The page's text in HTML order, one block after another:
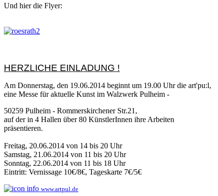
Und hier die Flyer:
HERZLICHE EINLADUNG !
Am Donnerstag, den 19.06.2014 beginnt um 19.00 Uhr die art'pu:l,
eine Messe für aktuelle Kunst im Walzwerk Pulheim -
50259 Pulheim - Rommerskirchener Str.21,
auf der in 4 Hallen über 80 KünstlerInnen ihre Arbeiten
präsentieren.
Freitag, 20.06.2014 von 14 bis 20 Uhr
Samstag, 21.06.2014 von 11 bis 20 Uhr
Sonntag, 22.06.2014 von 11 bis 18 Uhr
Eintritt: Vernissage 10€/8€, Tageskarte 7€/5€
www.artpul.de